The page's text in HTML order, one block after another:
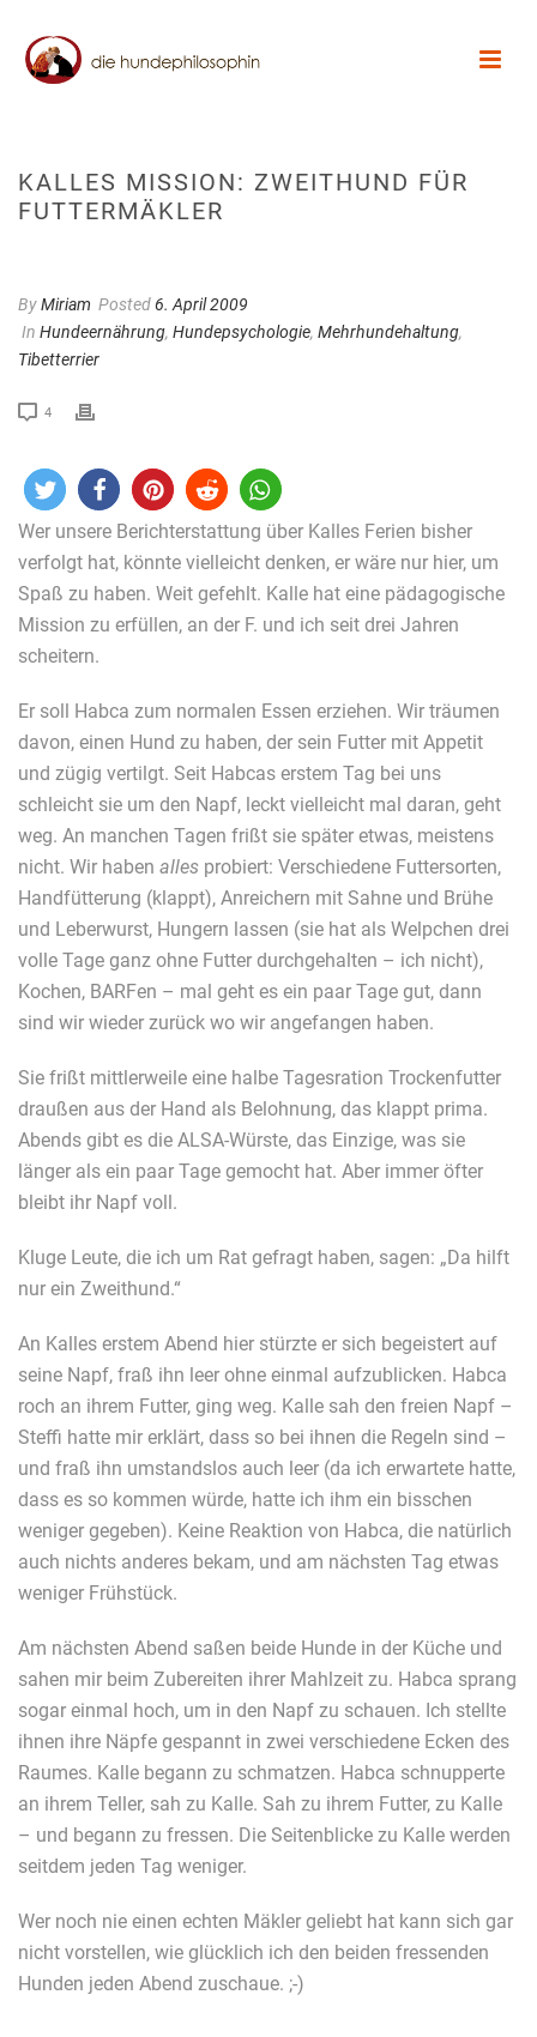
KALLES MISSION: ZWEITHUND FÜR
FUTTERMÄKLER
ByMiriam Posted6. April 2009
In Hundeernährung, Hundepsychologie, Mehrhundehaltung,
Tibetterrier
4
Wer unsere Berichterstattung über Kalles Ferien bisher
verfolgt hat, könnte vielleicht denken, er wäre nur hier, um
Spaß zu haben. Weit gefehlt. Kalle hat eine pädagogische
Mission zu erfüllen, an der F. und ich seit drei Jahren
scheitern.
Er soll Habca zum normalen Essen erziehen. Wir träumen
davon, einen Hund zu haben, der sein Futter mit Appetit
und zügig vertilgt. Seit Habcas erstem Tag bei uns
schleicht sie um den Napf, leckt vielleicht mal daran, geht
weg. An manchen Tagen frißt sie später etwas, meistens
nicht. Wir haben alles probiert: Verschiedene Futtersorten,
Handfütterung (klappt), Anreichern mit Sahne und Brühe
und Leberwurst, Hungern lassen (sie hat als Welpchen drei
volle Tage ganz ohne Futter durchgehalten – ich nicht),
Kochen, BARFen – mal geht es ein paar Tage gut, dann
sind wir wieder zurück wo wir angefangen haben.
Sie frißt mittlerweile eine halbe Tagesration Trockenfutter
draußen aus der Hand als Belohnung, das klappt prima.
Abends gibt es die ALSA-Würste, das Einzige, was sie
länger als ein paar Tage gemocht hat. Aber immer öfter
bleibt ihr Napf voll.
Kluge Leute, die ich um Rat gefragt haben, sagen: „Da hilft
nur ein Zweithund.“
An Kalles erstem Abend hier stürzte er sich begeistert auf
seine Napf, fraß ihn leer ohne einmal aufzublicken. Habca
roch an ihrem Futter, ging weg. Kalle sah den freien Napf –
Steffi hatte mir erklärt, dass so bei ihnen die Regeln sind –
und fraß ihn umstandslos auch leer (da ich erwartete hatte,
dass es so kommen würde, hatte ich ihm ein bisschen
weniger gegeben). Keine Reaktion von Habca, die natürlich
auch nichts anderes bekam, und am nächsten Tag etwas
weniger Frühstück.
Am nächsten Abend saßen beide Hunde in der Küche und
sahen mir beim Zubereiten ihrer Mahlzeit zu. Habca sprang
sogar einmal hoch, um in den Napf zu schauen. Ich stellte
ihnen ihre Näpfe gespannt in zwei verschiedene Ecken des
Raumes. Kalle begann zu schmatzen. Habca schnupperte
an ihrem Teller, sah zu Kalle. Sah zu ihrem Futter, zu Kalle
– und begann zu fressen. Die Seitenblicke zu Kalle werden
seitdem jeden Tag weniger.
Wer noch nie einen echten Mäkler geliebt hat kann sich gar
nicht vorstellen, wie glücklich ich den beiden fressenden
Hunden jeden Abend zuschaue. ;-)